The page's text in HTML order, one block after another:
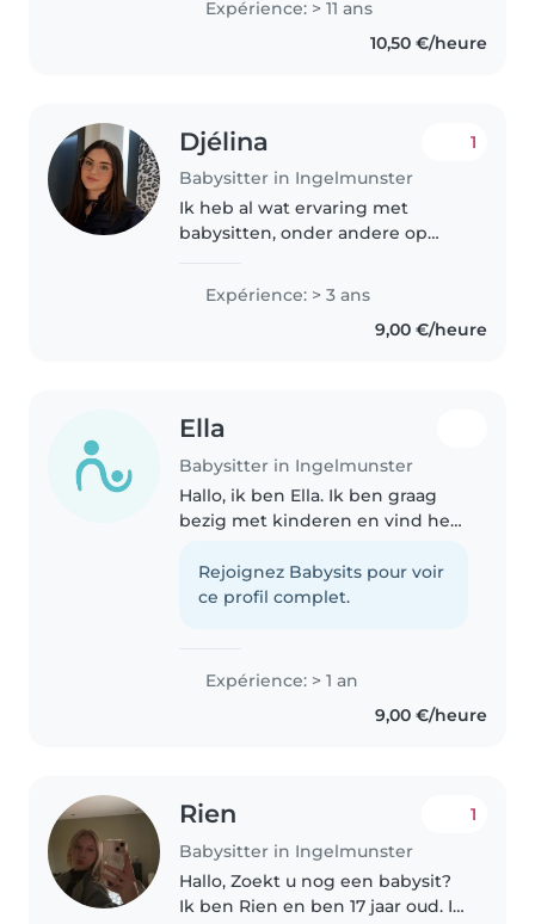
verschillende operaties met
complicaties, kan ik met heel
Expérience: > 11 ans
10,50 €/heure
Djélina
Babysitter in Ingelmunster
1
Ik heb al wat ervaring met
babysitten, onder andere op
kinderen van 7 en 9 jaar in een
ander gezin en op mijn nichtjes
en neefjes. Daarnaast pas ik..
Expérience: > 3 ans
9,00 €/heure
Ella
Babysitter in Ingelmunster
Hallo, ik ben Ella. Ik ben graag
bezig met kinderen en vind het
op hun gemak voelen. Ik heb
het afgelopen jaar al kampjes
Rejoignez Babysits pour voir
ce profil complet.
Expérience: > 1 an
9,00 €/heure
Rien
Babysitter in Ingelmunster
1
Hallo, Zoekt u nog een babysit?
Ik ben Rien en ben 17 jaar oud. Ik